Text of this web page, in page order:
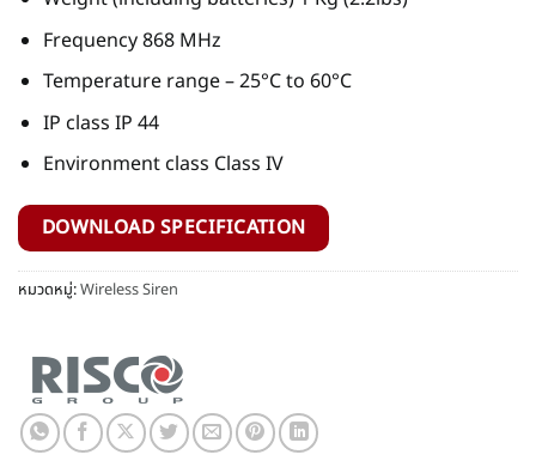
Frequency 868 MHz
Temperature range – 25°C to 60°C
IP class IP 44
Environment class Class IV
DOWNLOAD SPECIFICATION
หมวดหมู่:Wireless Siren